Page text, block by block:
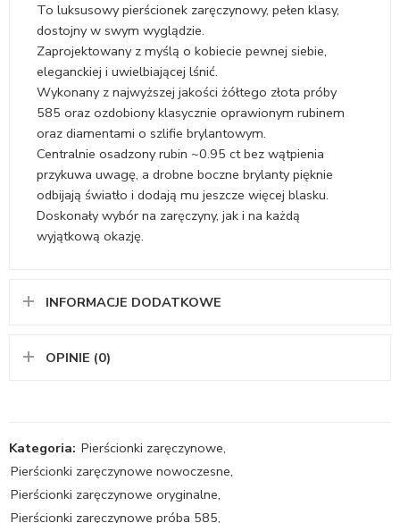
To luksusowy pierścionek zaręczynowy, pełen klasy,
dostojny w swym wyglądzie.
Zaprojektowany z myślą o kobiecie pewnej siebie,
eleganckiej i uwielbiającej lśnić.
Wykonany z najwyższej jakości żółtego złota próby
585 oraz ozdobiony klasycznie oprawionym rubinem
oraz diamentami o szlifie brylantowym.
Centralnie osadzony rubin ~0.95 ct bez wątpienia
przykuwa uwagę, a drobne boczne brylanty pięknie
odbijają światło i dodają mu jeszcze więcej blasku.
Doskonały wybór na zaręczyny, jak i na każdą
wyjątkową okazję.
INFORMACJE DODATKOWE
OPINIE (0)
Kategoria: Pierścionki zaręczynowe,
Pierścionki zaręczynowe nowoczesne,
Pierścionki zaręczynowe oryginalne,
Pierścionki zaręczynowe próba 585,